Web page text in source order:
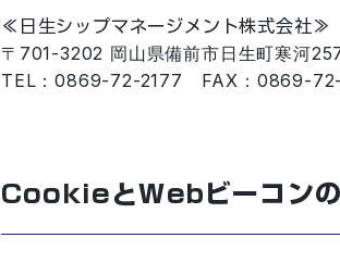
≪日生シップマネージメント株式会社≫
〒701-3202 岡山県備前市日生町寒河
TEL：0869-72-2177 FAX：0869-
CookieとWebビーコンの